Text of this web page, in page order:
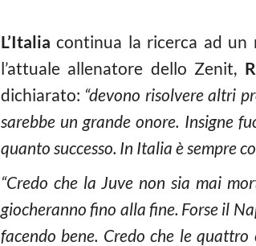
L’Italia continua la ricerca ad un
l’attuale allenatore dello Zenit,
dichiarato: “devono risolvere altri
sarebbe un grande onore. Insigne
quanto successo. In Italia è sempre
“Credo che la Juve non sia mai
giocheranno fino alla fine. Forse il
facendo bene. Credo che le